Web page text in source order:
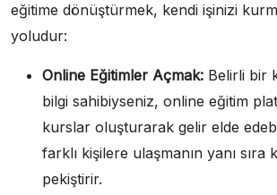
eğitime dönüştürmek, kendi işinizi
yoludur:
Online Eğitimler Açmak: Belirli bir
bilgi sahibiyseniz, online eğitim
kurslar oluşturarak gelir elde
farklı kişilere ulaşmanın yanı sıra
pekiştirir.